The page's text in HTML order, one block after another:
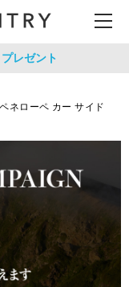
プレゼント
ネローペ カー サイド